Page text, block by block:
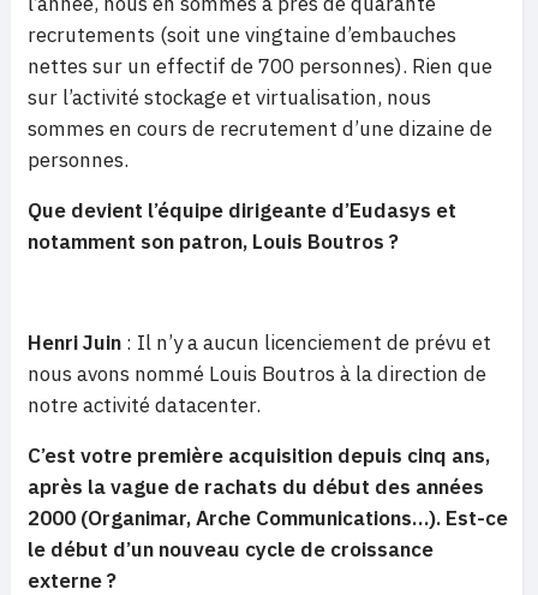
recrutements (soit une vingtaine d’embauches
nettes sur un effectif de 700 personnes). Rien que
sur l’activité stockage et virtualisation, nous
sommes en cours de recrutement d’une dizaine de
personnes.
Que devient l’équipe dirigeante d’Eudasys et
notamment son patron, Louis Boutros ?
Henri Juin : Il n’y a aucun licenciement de prévu et
nous avons nommé Louis Boutros à la direction de
notre activité datacenter.
C’est votre première acquisition depuis cinq ans,
après la vague de rachats du début des années
2000 (Organimar, Arche Communications…). Est-ce
le début d’un nouveau cycle de croissance
externe ?